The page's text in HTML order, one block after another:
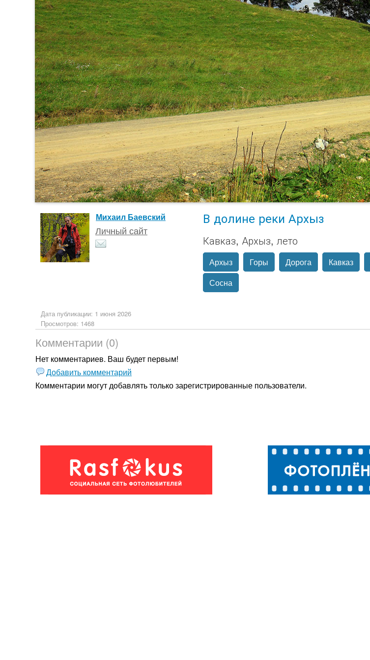
Михаил Баевский
Личный сайт
В долине реки Архыз
Кавказ, Архыз, лето
Архыз Горы Дорога Кавказ
Сосна
Дата публикации: 1 июня 2026
Просмотров: 1468
Комментарии (0)
Нет комментариев. Ваш будет первым!
Добавить комментарий
Комментарии могут добавлять толькозарегистрированные пользователи.